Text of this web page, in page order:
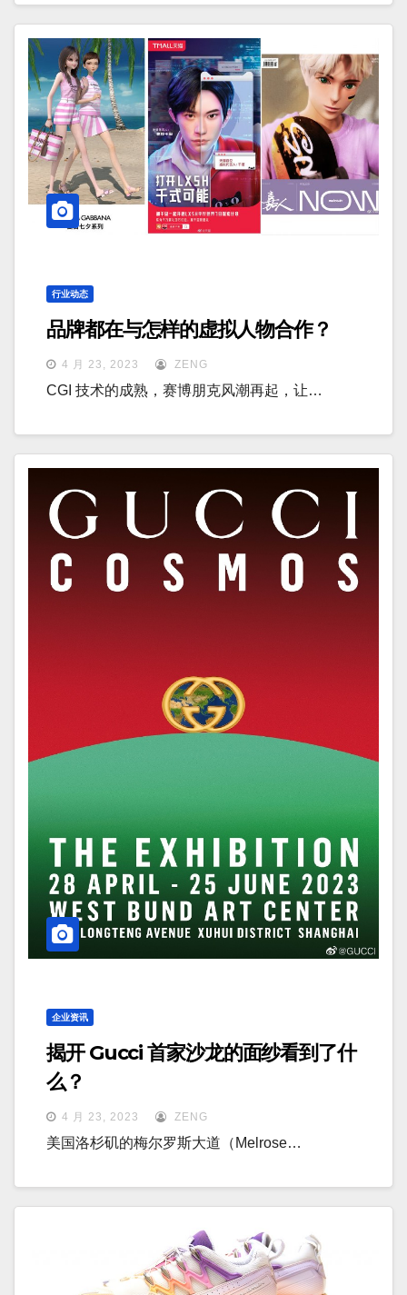
行业动态
品牌都在与怎样的虚拟人物合作？
4 月 23, 2023 ZENG
CGI 技术的成熟，赛博朋克风潮再起，让…
企业资讯
揭开 Gucci 首家沙龙的面纱看到了什
么？
4 月 23, 2023 ZENG
美国洛杉矶的梅尔罗斯大道（Melrose…